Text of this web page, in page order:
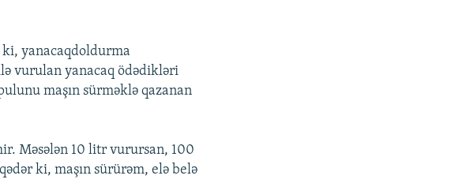
yanacaqdoldurma
vurulan yanacaq ödədikləri
maşın sürməklə qazanan
Məsələn 10 litr vurursan, 100
ki, maşın sürürəm, elə belə